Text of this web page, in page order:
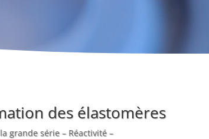
des élastomères
grande série – Réactivité –